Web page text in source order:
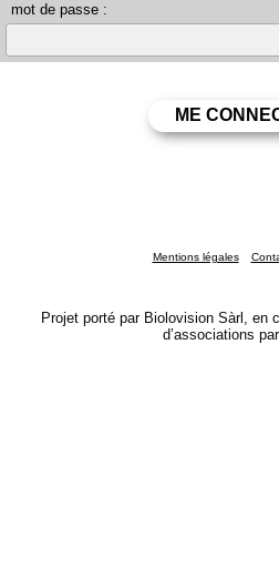
mot de passe :
Mentions légales
Projet porté par Biolovision Sàrl, en
d’associations